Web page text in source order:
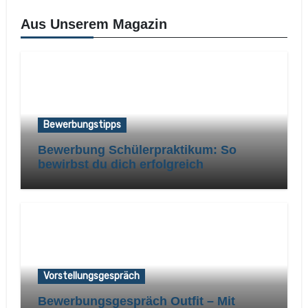
Aus Unserem Magazin
Bewerbungstipps
Bewerbung Schülerpraktikum: So
bewirbst du dich erfolgreich
Vorstellungsgespräch
Bewerbungsgespräch Outfit – Mit